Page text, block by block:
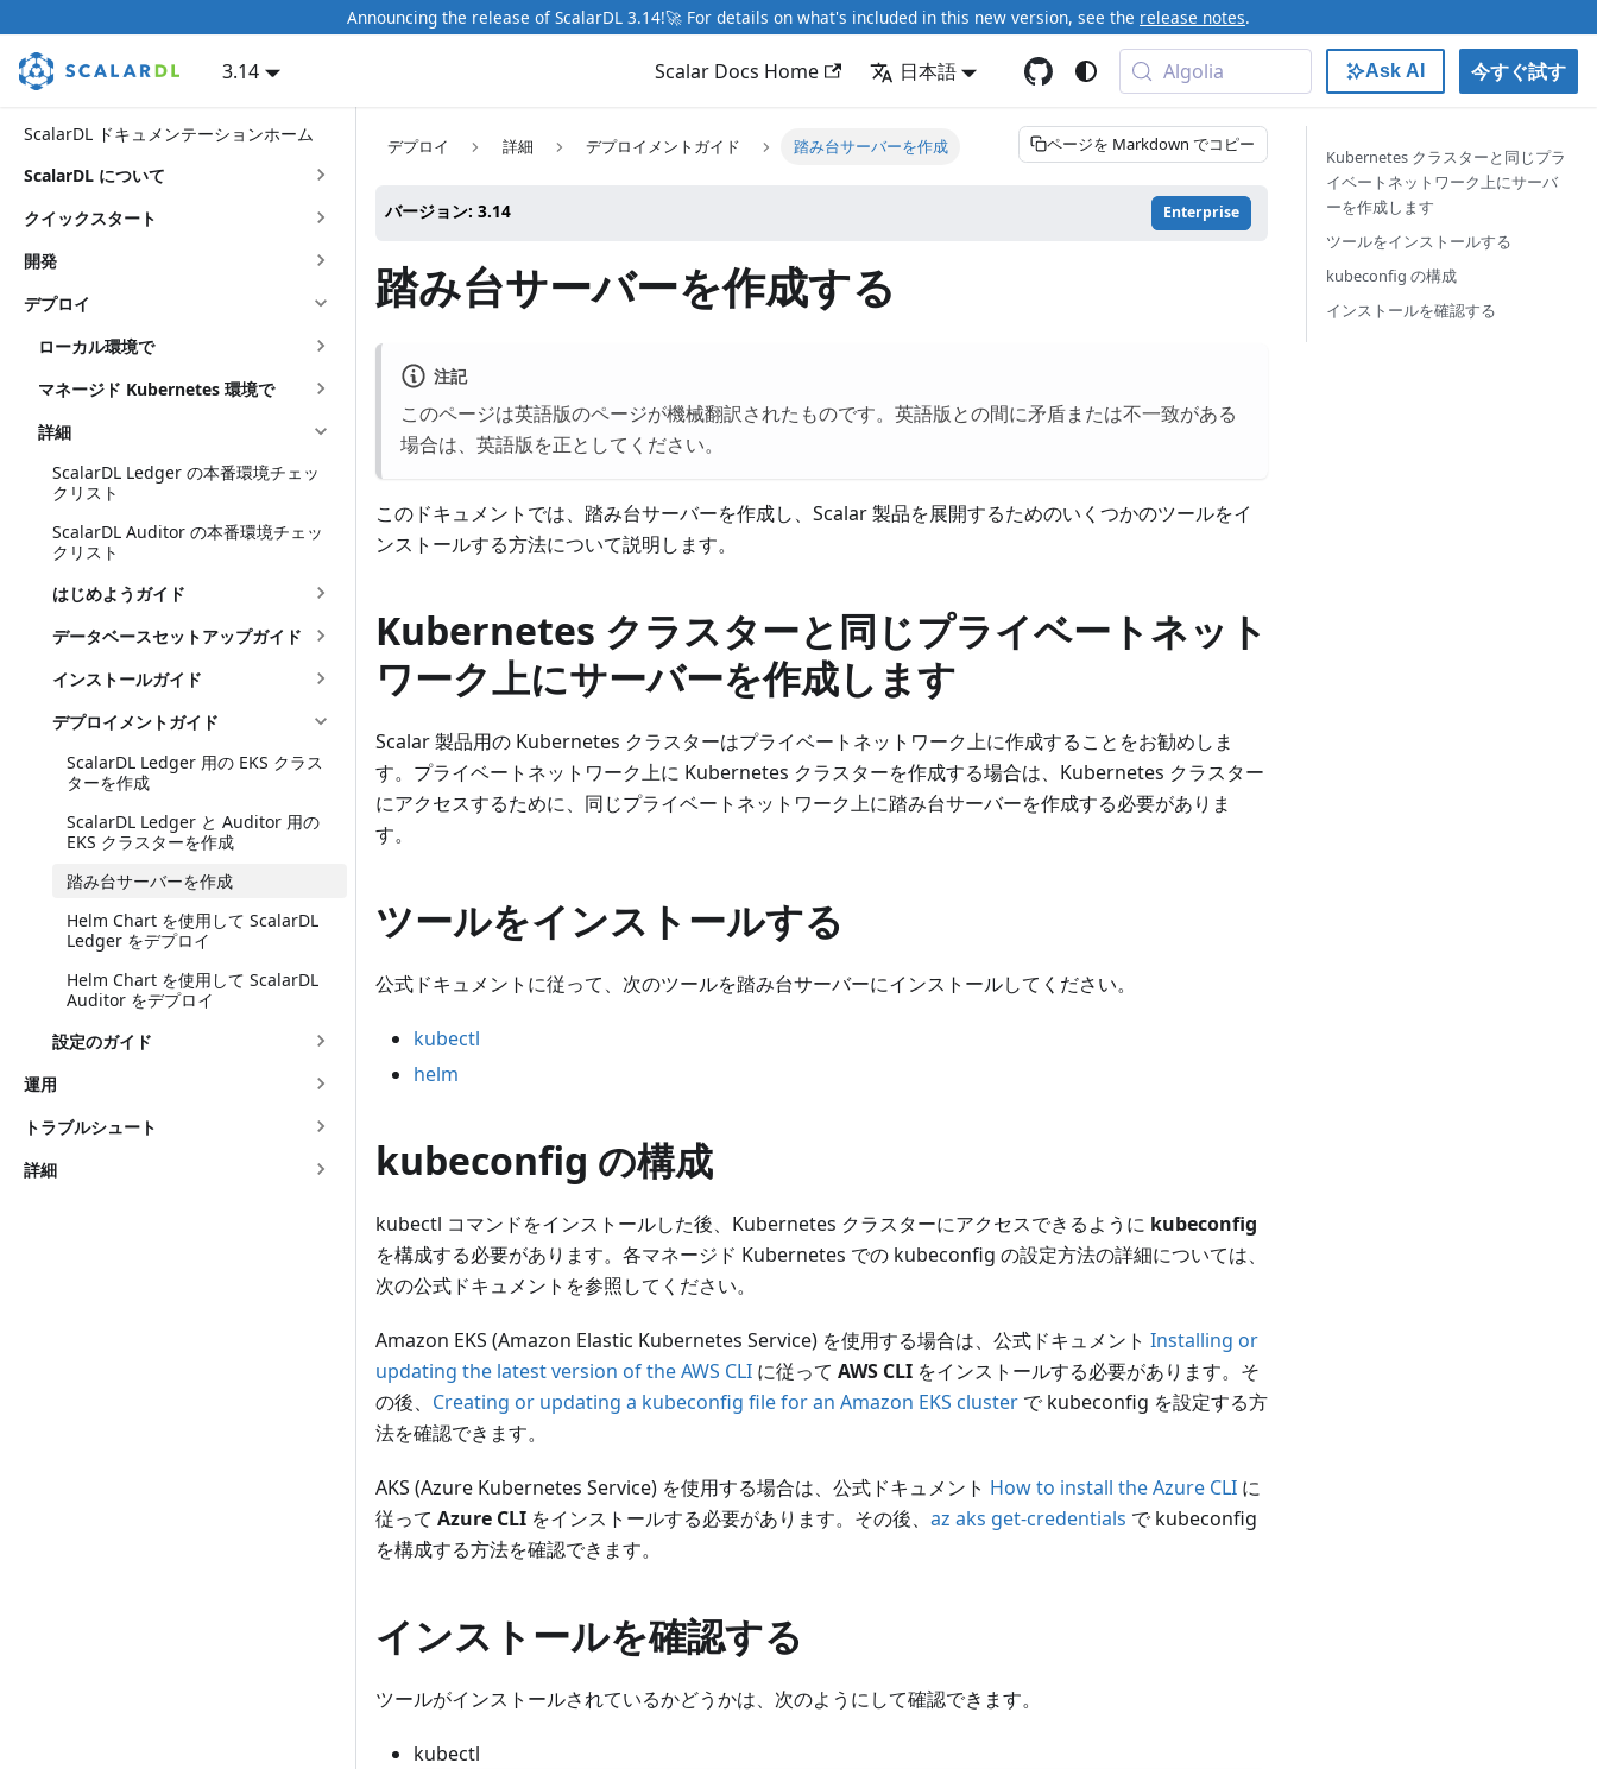
Announcing the release of ScalarDL 3.14!🚀 For details on what's included in this new version, see the release notes.
3.14 Scalar Docs Home 日本語 Algolia Ask AI 今すぐ試す
ScalarDL ドキュメンテーションホーム
ScalarDL について
クイックスタート
開発
デプロイ
ローカル環境で
マネージド Kubernetes 環境で
詳細
ScalarDL Ledger の本番環境チェッ
クリスト
ScalarDL Auditor の本番環境チェッ
クリスト
はじめようガイド
データベースセットアップガイド
インストールガイド
デプロイメントガイド
ScalarDL Ledger 用の EKS クラス
ターを作成
ScalarDL Ledger と Auditor 用の
EKS クラスターを作成
踏み台サーバーを作成
Helm Chart を使用して ScalarDL
Ledger をデプロイ
Helm Chart を使用して ScalarDL
Auditor をデプロイ
設定のガイド
運用
トラブルシュート
詳細
デプロイ 詳細 デプロイメントガイド 踏み台サーバーを作成 ページを Markdown でコピー
バージョン: 3.14 Enterprise
踏み台サーバーを作成する
注記
このページは英語版のページが機械翻訳されたものです。英語版との間に矛盾または不一致がある
場合は、英語版を正としてください。
このドキュメントでは、踏み台サーバーを作成し、Scalar 製品を展開するためのいくつかのツールをイ
ンストールする方法について説明します。
Kubernetes クラスターと同じプライベートネット
ワーク上にサーバーを作成します
Scalar 製品用の Kubernetes クラスターはプライベートネットワーク上に作成することをお勧めしま
す。プライベートネットワーク上に Kubernetes クラスターを作成する場合は、Kubernetes クラスター
にアクセスするために、同じプライベートネットワーク上に踏み台サーバーを作成する必要がありま
す。
ツールをインストールする
公式ドキュメントに従って、次のツールを踏み台サーバーにインストールしてください。
kubectl
helm
kubeconfig の構成
kubectl コマンドをインストールした後、Kubernetes クラスターにアクセスできるように kubeconfig
を構成する必要があります。各マネージド Kubernetes での kubeconfig の設定方法の詳細については、
次の公式ドキュメントを参照してください。
Amazon EKS (Amazon Elastic Kubernetes Service) を使用する場合は、公式ドキュメント Installing or
updating the latest version of the AWS CLI に従って AWS CLI をインストールする必要があります。そ
の後、 Creating or updating a kubeconfig file for an Amazon EKS cluster で kubeconfig を設定する方
法を確認できます。
AKS (Azure Kubernetes Service) を使用する場合は、公式ドキュメント How to install the Azure CLI に
従って Azure CLI をインストールする必要があります。その後、 az aks get-credentials で kubeconfig
を構成する方法を確認できます。
インストールを確認する
ツールがインストールされているかどうかは、次のようにして確認できます。
kubectl
Kubernetes クラスターと同じプラ
イベートネットワーク上にサーバ
ーを作成します
ツールをインストールする
kubeconfig の構成
インストールを確認する